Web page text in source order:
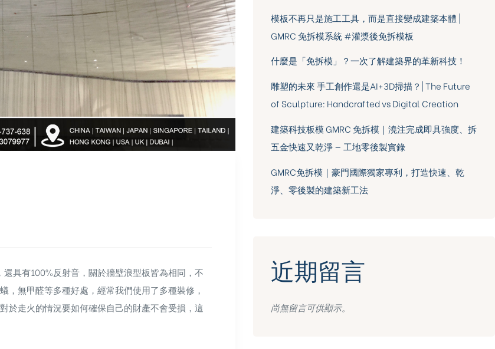
具有100%反射音，關於牆壁浪型板皆為相同，不
無甲醛等多種好處，經常我們使用了多種裝修，
於走火的情況要如何確保自己的財產不會受損，這
模板不再只是施工工具，而是直接變成建築本體 |
GMRC 免拆模系統 #灌漿後免拆模板
什麼是「免拆模」？一次了解建築界的革新科技！
雕塑的未來 手工創作還是AI+3D掃描？| The Future
of Sculpture: Handcrafted vs Digital Creation
建築科技板模 GMRC 免拆模｜澆注完成即具強度、拆
五金快速又乾淨 — 工地零後製實錄
GMRC免拆模｜豪門國際獨家專利，打造快速、乾
淨、零後製的建築新工法
近期留言
尚無留言可供顯示。